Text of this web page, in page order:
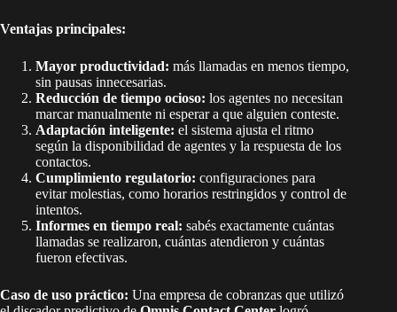
Ventajas principales:
Mayor productividad: más llamadas en menos tiempo,
sin pausas innecesarias.
Reducción de tiempo ocioso: los agentes no necesitan
marcar manualmente ni esperar a que alguien conteste.
Adaptación inteligente: el sistema ajusta el ritmo
según la disponibilidad de agentes y la respuesta de los
contactos.
Cumplimiento regulatorio: configuraciones para
evitar molestias, como horarios restringidos y control de
intentos.
Informes en tiempo real: sabés exactamente cuántas
llamadas se realizaron, cuántas atendieron y cuántas
fueron efectivas.
Caso de uso práctico: Una empresa de cobranzas que utilizó